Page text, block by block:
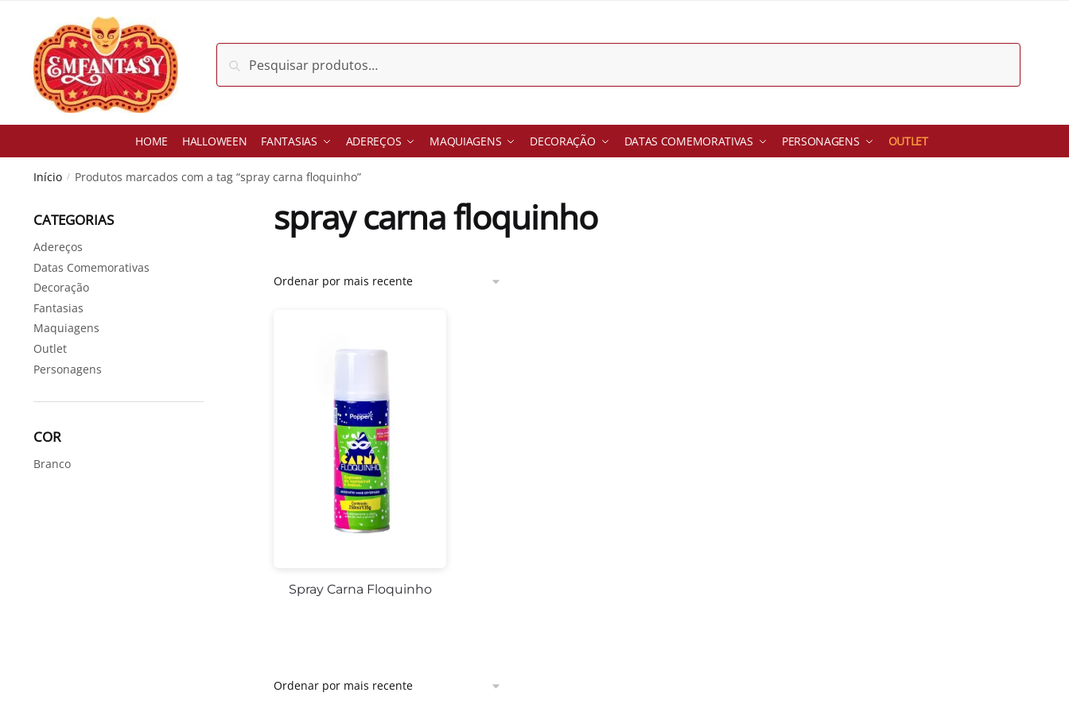
navigation
content
Pesquisar
por:
Pesquisar
HOME HALLOWEEN FANTASIAS ADEREÇOS MAQUIAGENS DECORAÇÃO DATAS COMEMORATIVAS PERSONAGENS OUTLET
Início / Produtos marcados com a tag “spray carna floquinho”
spray carna floquinho
Spray Carna Floquinho
CATEGORIAS
Adereços
Datas Comemorativas
Decoração
Fantasias
Maquiagens
Outlet
Personagens
COR
Branco